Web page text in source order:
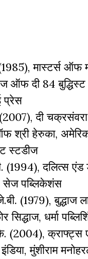
मास्टर्स ऑफ
ऑफ दी 84 बुद्धिस्ट
प्रेस
दी
श्री हेरुका,
स्टडीज
(1994), दलित्स एंड
सेज पब्लिकेशंस
(1979), बुद्धाज
धर्मा
(2004), क्राफ्ट्स
मुंशीराम